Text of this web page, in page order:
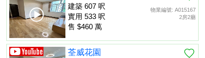
物業編號: A015167
2房2廳
建築 607 呎
實用 533 呎
售 $460 萬
荃威花園